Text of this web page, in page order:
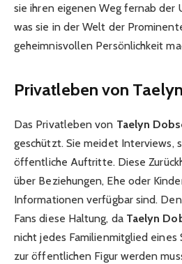
sie ihren eigenen Weg fernab der
was sie in der Welt der
geheimnisvollen Persönlichkeit
Privatleben von
Das Privatleben von Taelyn
geschützt. Sie meidet Interviews,
öffentliche Auftritte. Diese
über Beziehungen, Ehe oder
Informationen verfügbar sind.
Fans diese Haltung, da Taelyn
nicht jedes Familienmitglied eines
zur öffentlichen Figur werden